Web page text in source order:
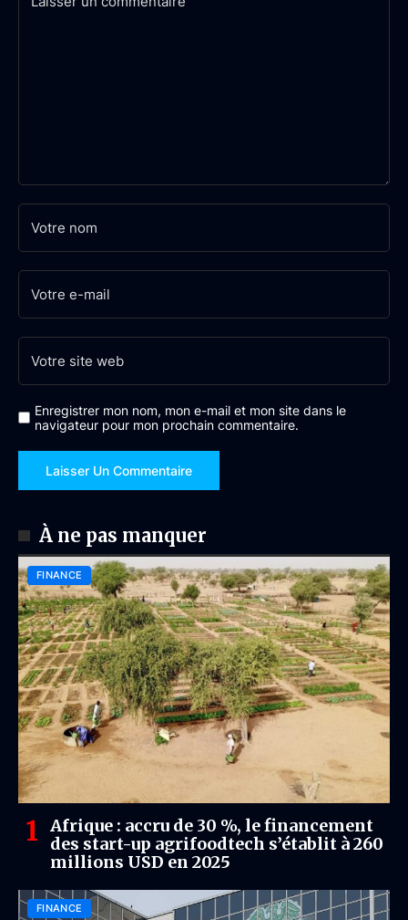
Enregistrer mon nom, mon e-mail et mon site dans le
navigateur pour mon prochain commentaire.
À ne pas manquer
FINANCE
Afrique : accru de 30 %, le financement
des start-up agrifoodtech s’établit à 260
millions USD en 2025
FINANCE